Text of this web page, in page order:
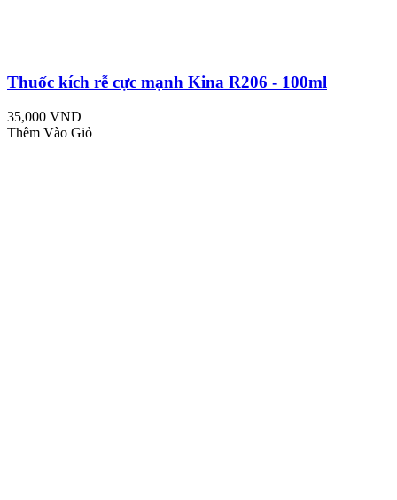
Thuốc kích rễ cực mạnh Kina R206 - 100ml
35,000 VND
Thêm Vào Giỏ